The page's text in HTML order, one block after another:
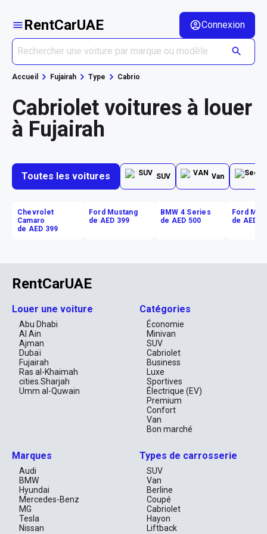
RentCarUAE Connexion
Accueil Fujairah Type Cabrio
Cabriolet voitures à louer
à Fujairah
Toutes les voitures SUV Van
Chevrolet
Camaro
de AED 399
Ford Mustang
de AED 399
BMW 4 Series
de AED 500
Ford
de AED
RentCarUAE
Louer une voiture
Abu Dhabi
Al Ain
Ajman
Dubaï
Fujairah
Ras al-Khaimah
cities.Sharjah
Umm al-Quwain
Catégories
Économie
Minivan
SUV
Cabriolet
Business
Luxe
Sportives
Électrique (EV)
Premium
Confort
Van
Bon marché
Marques
Audi
BMW
Hyundai
Mercedes-Benz
MG
Tesla
Nissan
Types de carrosserie
SUV
Van
Berline
Coupé
Cabriolet
Hayon
Liftback